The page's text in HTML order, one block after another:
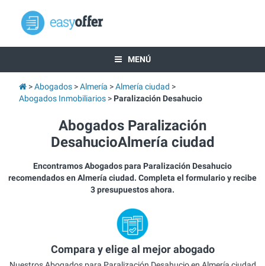
MENÚ
Abogados Almería
Almería ciudad
Abogados Inmobiliarios
Paralización Desahucio
Abogados Paralización
DesahucioAlmería ciudad
Encontramos Abogados para Paralización Desahucio
recomendados en Almería ciudad. Completa el formulario y recibe
3 presupuestos ahora.
Compara y elige al mejor abogado